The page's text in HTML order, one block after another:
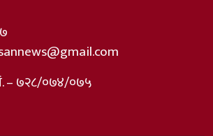
– ७२८/०७४/०७५